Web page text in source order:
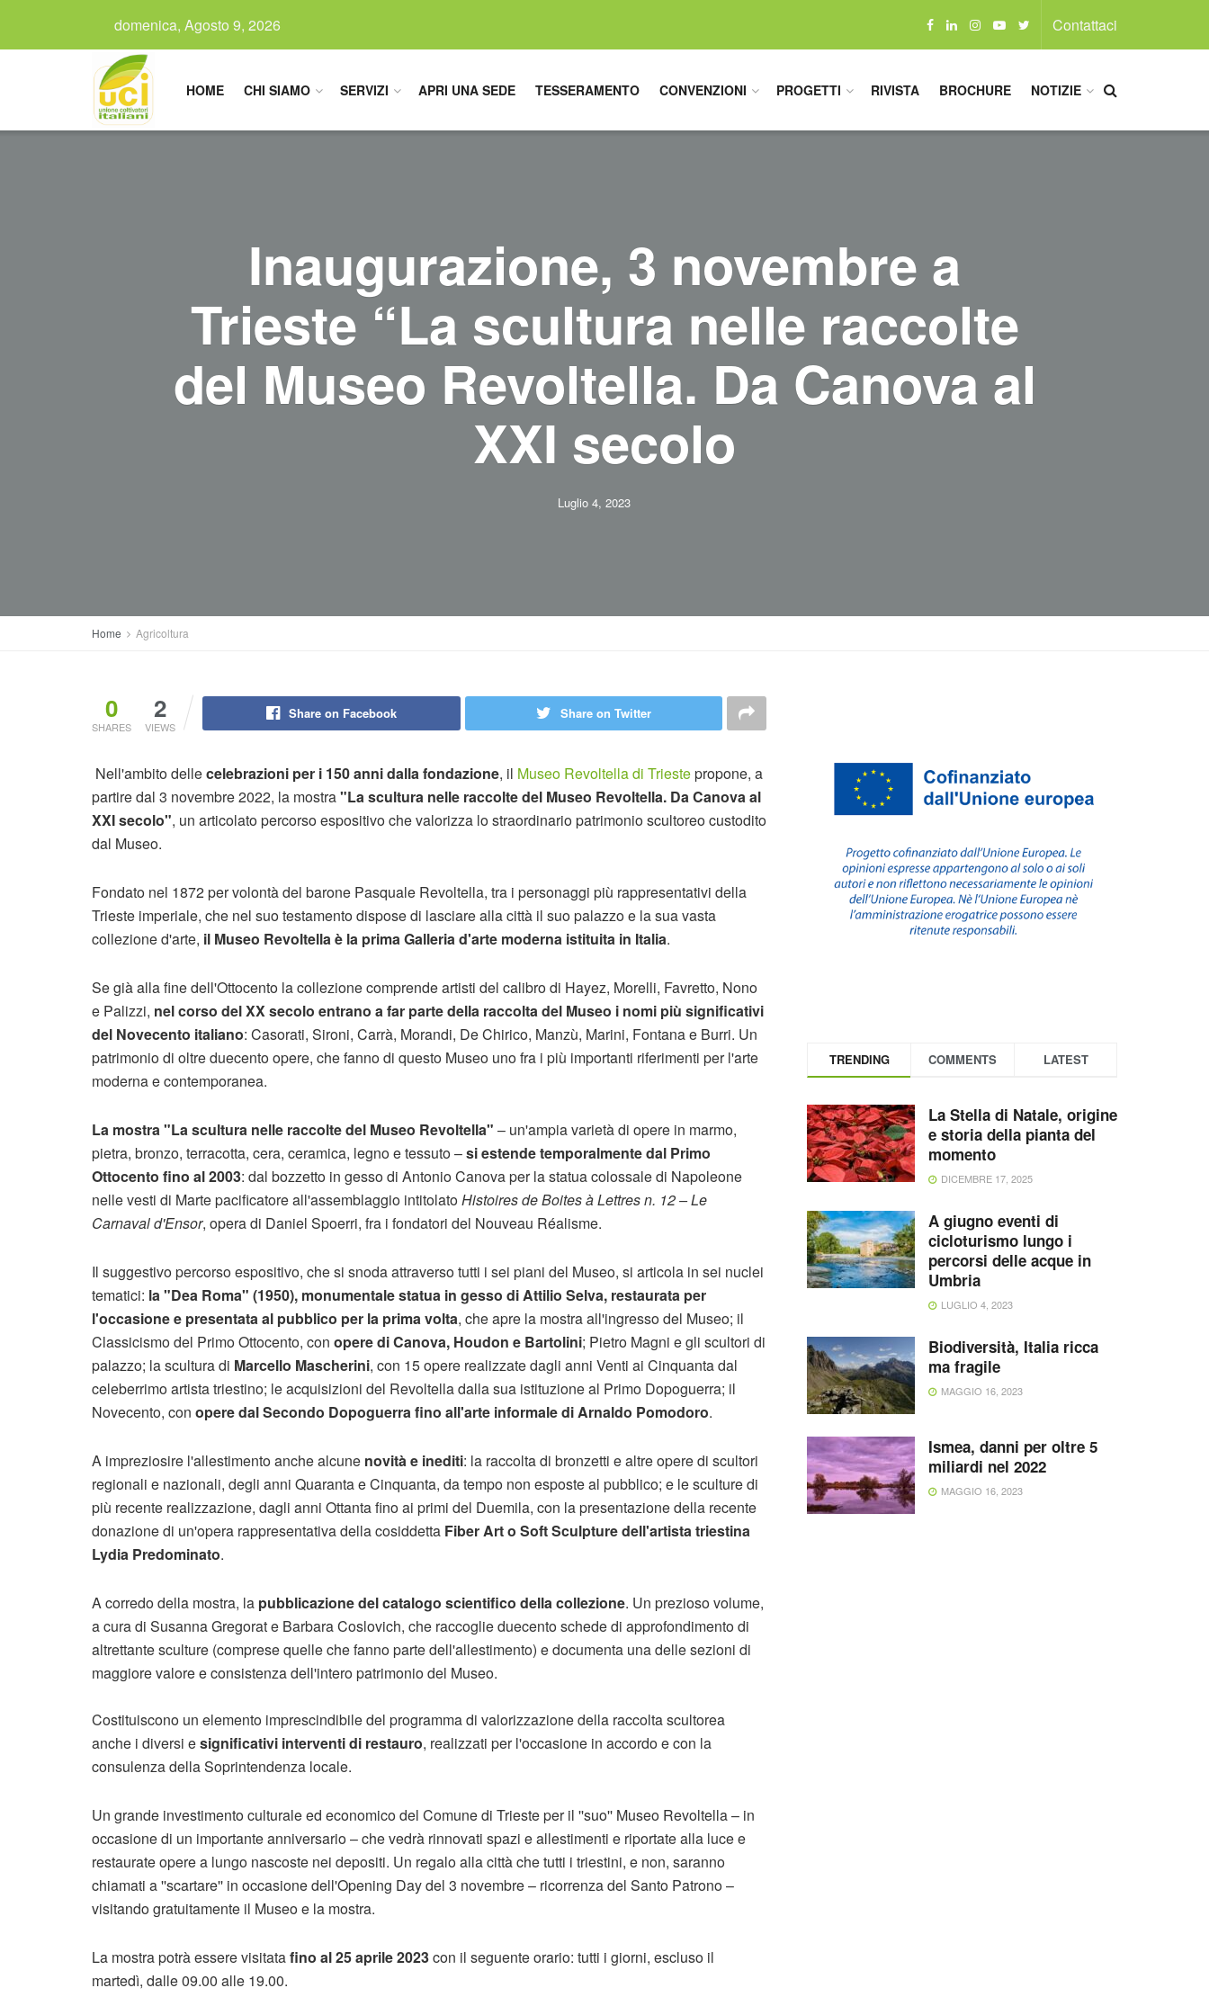
domenica, Agosto 9, 2026 Contattaci
HOME CHI SIAMO SERVIZI APRI UNA SEDE TESSERAMENTO CONVENZIONI PROGETTI RIVISTA BROCHURE NOTIZIE
Inaugurazione, 3 novembre a
Trieste “La scultura nelle raccolte
del Museo Revoltella. Da Canova al
XXI secolo
Luglio 4, 2023
Home Agricoltura
0
SHARES
2
VIEWS
Share on Facebook Share on Twitter
Nell'ambito dellecelebrazioni per i 150 anni dalla fondazione, il Museo Revoltella di Triestepropone, a
partire dal 3 novembre 2022, la mostra"La scultura nelle raccolte del Museo Revoltella. Da Canova al
XXI secolo", un articolato percorso espositivo che valorizza lo straordinario patrimonio scultoreo custodito
dal Museo.
Fondato nel 1872 per volontà del barone Pasquale Revoltella, tra i personaggi più rappresentativi della
Trieste imperiale, che nel suo testamento dispose di lasciare alla città il suo palazzo e la sua vasta
collezione d'arte, il Museo Revoltella è la prima Galleria d'arte moderna istituita in Italia.
Se già alla fine dell'Ottocento la collezione comprende artisti del calibro di Hayez, Morelli, Favretto, Nono
e Palizzi, nel corso del XX secolo entrano a far parte della raccolta del Museo i nomi più significativi
del Novecento italiano: Casorati, Sironi, Carrà, Morandi, De Chirico, Manzù, Marini, Fontana e Burri. Un
patrimonio di oltre duecento opere, che fanno di questo Museo uno fra i più importanti riferimenti per l'arte
moderna e contemporanea.
La mostra "La scultura nelle raccolte del Museo Revoltella" – un'ampia varietà di opere in marmo,
pietra, bronzo, terracotta, cera, ceramica, legno e tessuto –si estende temporalmente dal Primo
Ottocento fino al 2003: dal bozzetto in gesso di Antonio Canova per la statua colossale di Napoleone
nelle vesti di Marte pacificatore all'assemblaggio intitolatoHistoires de Boites à Lettres n. 12 – Le
Carnaval d'Ensor, opera di Daniel Spoerri, fra i fondatori del Nouveau Réalisme.
Il suggestivo percorso espositivo, che si snoda attraverso tutti i sei piani del Museo, si articola in sei nuclei
tematici: la "Dea Roma" (1950), monumentale statua in gesso di Attilio Selva, restaurata per
l'occasione e presentata al pubblico per la prima volta, che apre la mostra all'ingresso del Museo; il
Classicismo del Primo Ottocento, con opere di Canova, Houdon e Bartolini; Pietro Magni e gli scultori di
palazzo; la scultura di Marcello Mascherini, con 15 opere realizzate dagli anni Venti ai Cinquanta dal
celeberrimo artista triestino; le acquisizioni del Revoltella dalla sua istituzione al Primo Dopoguerra; il
Novecento, con opere dal Secondo Dopoguerra fino all'arte informale di Arnaldo Pomodoro.
A impreziosire l'allestimento anche alcune novità e inediti: la raccolta di bronzetti e altre opere di scultori
regionali e nazionali, degli anni Quaranta e Cinquanta, da tempo non esposte al pubblico; e le sculture di
più recente realizzazione, dagli anni Ottanta fino ai primi del Duemila, con la presentazione della recente
donazione di un'opera rappresentativa della cosiddetta Fiber Art o Soft Sculpture dell'artista triestina
Lydia Predominato.
A corredo della mostra, la pubblicazione del catalogo scientifico della collezione. Un prezioso volume,
a cura di Susanna Gregorat e Barbara Coslovich, che raccoglie duecento schede di approfondimento di
altrettante sculture (comprese quelle che fanno parte dell'allestimento) e documenta una delle sezioni di
maggiore valore e consistenza dell'intero patrimonio del Museo.
Costituiscono un elemento imprescindibile del programma di valorizzazione della raccolta scultorea
anche i diversi esignificativi interventi di restauro, realizzati per l'occasione in accordo e con la
consulenza della Soprintendenza locale.
Un grande investimento culturale ed economico del Comune di Trieste per il ''suo'' Museo Revoltella – in
occasione di un importante anniversario – che vedrà rinnovati spazi e allestimenti e riportate alla luce e
restaurate opere a lungo nascoste nei depositi. Un regalo alla città che tutti i triestini, e non, saranno
chiamati a ''scartare'' in occasione dell'Opening Day del 3 novembre – ricorrenza del Santo Patrono –
visitando gratuitamente il Museo e la mostra.
La mostra potrà essere visitatafino al 25 aprile 2023con il seguente orario: tutti i giorni, escluso il
martedì, dalle 09.00 alle 19.00.
TRENDING COMMENTS LATEST
La Stella di Natale, origine
e storia della pianta del
momento
DICEMBRE 17, 2025
A giugno eventi di
cicloturismo lungo i
percorsi delle acque in
Umbria
LUGLIO 4, 2023
Biodiversità, Italia ricca
ma fragile
MAGGIO 16, 2023
Ismea, danni per oltre 5
miliardi nel 2022
MAGGIO 16, 2023